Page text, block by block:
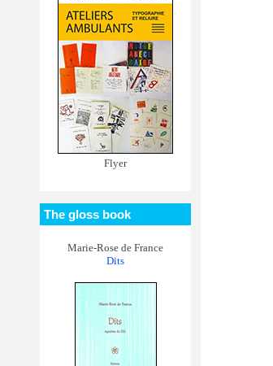
Flyer
The gloss book
Marie-Rose de France
Dits